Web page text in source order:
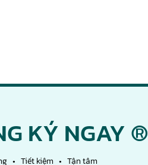
KÝ NGAY ®
• Tiết kiệm • Tận tâm